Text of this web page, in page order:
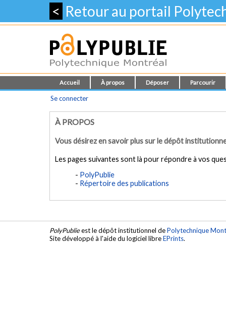
< Retour au portail
Accueil À propos Déposer Parcourir
Se connecter
À PROPOS
Vous désirez en savoir plus sur le dépôt
Les pages suivantes sont là pour répondre à vos
PolyPublie
Répertoire des publications
PolyPublieest le dépôt institutionnel dePolytechnique
Site développé à l'aide du logiciel libreEPrints.